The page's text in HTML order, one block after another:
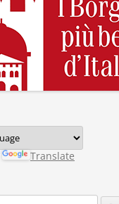
Translate